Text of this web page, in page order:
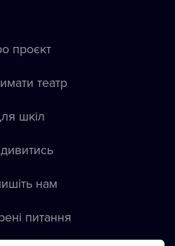
проєкт
театр
шкіл
нам
питання